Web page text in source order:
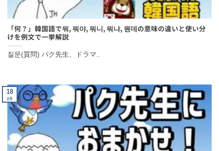
「何？」韓国語で뭐, 뭐야, 뭐니, 뭐냐, 뭔데の意味の違いと使い分
けを例文で一挙解説
질문(質問) パク先生、ドラマ..
18
2月